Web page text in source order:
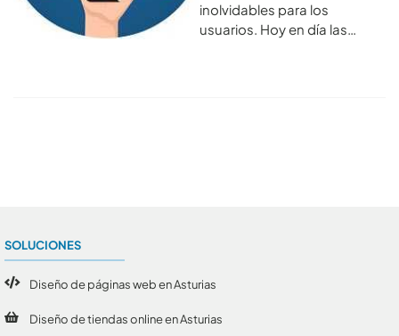
inolvidables para los
usuarios. Hoy en día las…
SOLUCIONES
Diseño de páginas web en Asturias
Diseño de tiendas online en Asturias